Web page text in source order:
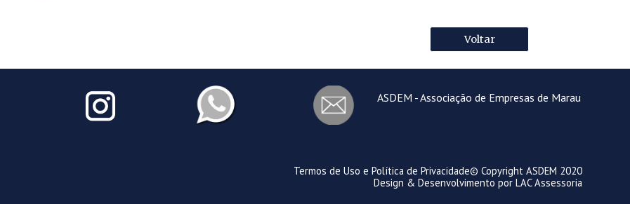
Voltar
ASDEM - Associação de Empresas de Marau
Termos de Uso e Política de Privacidade© Copyright ASDEM 2020
Design & Desenvolvimento por LAC Assessoria